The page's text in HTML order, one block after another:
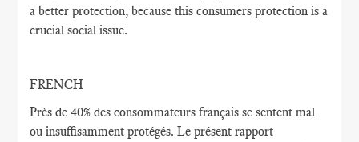
a better protection, because this consumers protection is a
crucial social issue.
FRENCH
Près de 40% des consommateurs français se sentent mal
ou insuffisamment protégés. Le présent rapport